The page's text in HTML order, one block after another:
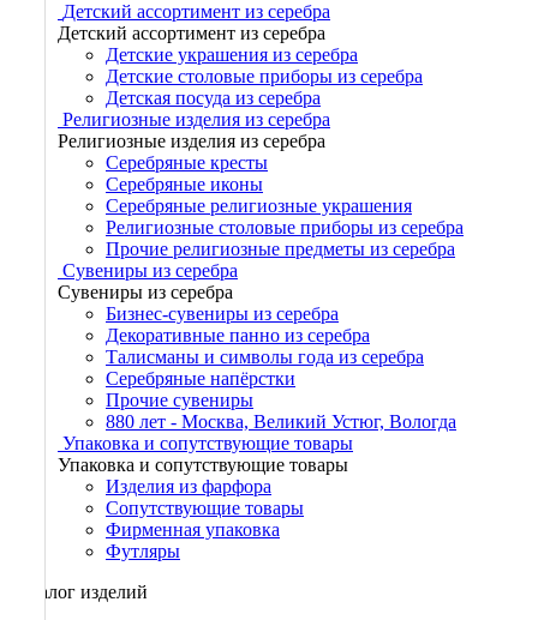
Детский ассортимент из серебра
Детский ассортимент из серебра
Детские украшения из серебра
Детские столовые приборы из серебра
Детская посуда из серебра
Религиозные изделия из серебра
Религиозные изделия из серебра
Серебряные кресты
Серебряные иконы
Серебряные религиозные украшения
Религиозные столовые приборы из серебра
Прочие религиозные предметы из серебра
Сувениры из серебра
Сувениры из серебра
Бизнес-сувениры из серебра
Декоративные панно из серебра
Талисманы и символы года из серебра
Серебряные напёрстки
Прочие сувениры
880 лет - Москва, Великий Устюг, Вологда
Упаковка и сопутствующие товары
Упаковка и сопутствующие товары
Изделия из фарфора
Сопутствующие товары
Фирменная упаковка
Футляры
Каталог изделий